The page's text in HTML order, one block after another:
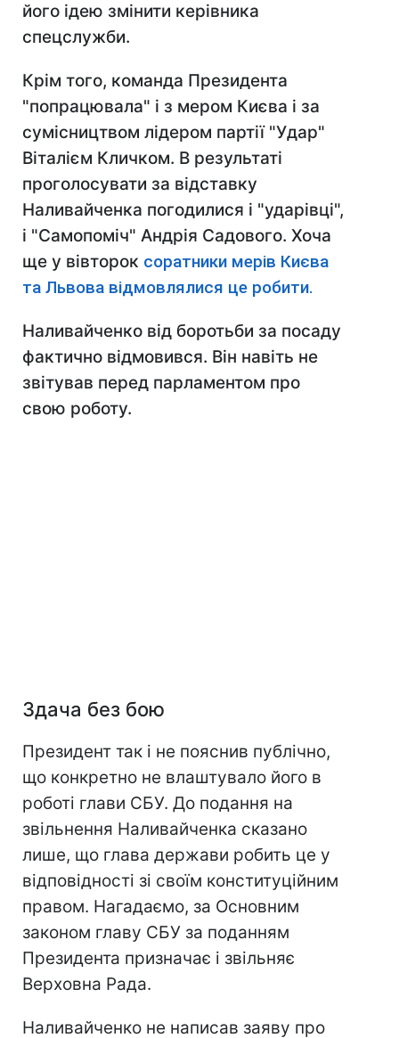
його ідею змінити керівника
спецслужби.
Крім того, команда Президента
"попрацювала" і з мером Києва і за
сумісництвом лідером партії "Удар"
Віталієм Кличком. В результаті
проголосувати за відставку
Наливайченка погодилися і "ударівці",
і "Самопоміч" Андрія Садового. Хоча
ще у вівторок соратники мерів Києва
та Львова відмовлялися це робити.
Наливайченко від боротьби за посаду
фактично відмовився. Він навіть не
звітував перед парламентом про
свою роботу.
Здача без бою
Президент так і не пояснив публічно,
що конкретно не влаштувало його в
роботі глави СБУ. До подання на
звільнення Наливайченка сказано
лише, що глава держави робить це у
відповідності зі своїм конституційним
правом. Нагадаємо, за Основним
законом главу СБУ за поданням
Президента призначає і звільняє
Верховна Рада.
Наливайченко не написав заяву про